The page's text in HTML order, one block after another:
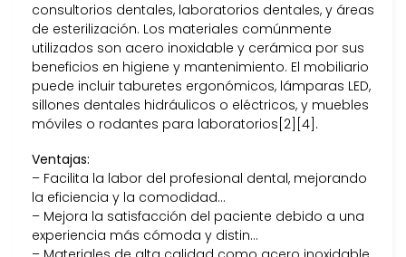
consultorios dentales, laboratorios dentales, y áreas
de esterilización. Los materiales comúnmente
utilizados son acero inoxidable y cerámica por sus
beneficios en higiene y mantenimiento. El mobiliario
puede incluir taburetes ergonómicos, lámparas LED,
sillones dentales hidráulicos o eléctricos, y muebles
móviles o rodantes para laboratorios[2][4].
Ventajas:
– Facilita la labor del profesional dental, mejorando
la eficiencia y la comodidad…
– Mejora la satisfacción del paciente debido a una
experiencia más cómoda y distin…